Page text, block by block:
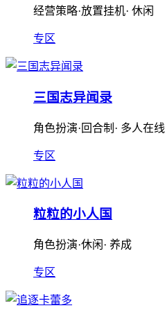
经营策略·放置挂机· 休闲
专区
三国志异闻录
角色扮演·回合制· 多人在线
专区
粒粒的小人国
角色扮演·休闲· 养成
专区